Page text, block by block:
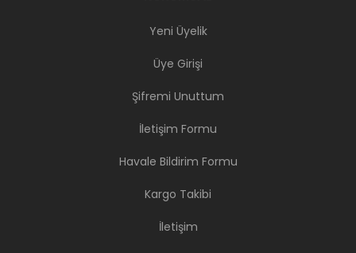
Yeni Üyelik
Üye Girişi
Şifremi Unuttum
İletişim Formu
Havale Bildirim Formu
Kargo Takibi
İletişim